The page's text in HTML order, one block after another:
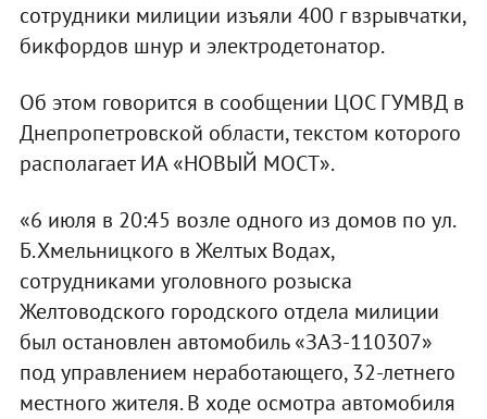
сотрудники милиции изъяли 400 г взрывчатки,
бикфордов шнур и электродетонатор.
Об этом говорится в сообщении ЦОС ГУМВД в
Днепропетровской области, текстом которого
располагает ИА «НОВЫЙ МОСТ».
«6 июля в 20:45 возле одного из домов по ул.
Б.Хмельницкого в Желтых Водах,
сотрудниками уголовного розыска
Желтоводского городского отдела милиции
был остановлен автомобиль «ЗАЗ-110307»
под управлением неработающего, 32-летнего
местного жителя. В ходе осмотра автомобиля